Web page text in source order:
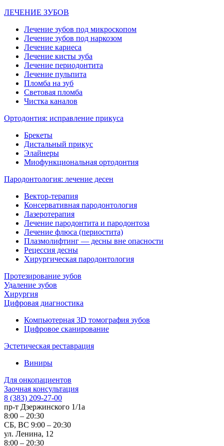
ЛЕЧЕНИЕ ЗУБОВ
Лечение зубов под микроскопом
Лечение зубов под наркозом
Лечение кариеса
Лечение кисты зуба
Лечение периодонтита
Лечение пульпита
Пломба на зуб
Световая пломба
Чистка каналов
Ортодонтия: исправление прикуса
Брекеты
Дистальный прикус
Элайнеры
Миофункциональная ортодонтия
Пародонтология: лечение десен
Вектор-терапия
Консервативная пародонтология
Лазеротерапия
Лечение пародонтита и пародонтоза
Лечение флюса (периостита)
Плазмолифтинг — десны вне опасности
Рецессия десны
Хирургическая пародонтология
Протезирование зубов
Удаление зубов
Хирургия
Цифровая диагностика
Компьютерная 3D томография зубов
Цифровое сканирование
Эстетическая реставрация
Виниры
Для онкопациентов
Заочная консультация
8 (383) 209-27-00
пр-т Дзержинского 1/1а
8:00 – 20:30
СБ, ВС 9:00 – 20:30
ул. Ленина, 12
8:00 – 20:30